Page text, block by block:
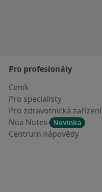
Pro profesionály
Ceník
Pro specialisty
Pro zdravotnická zařízení
Noa Notes
Novinka
Centrum nápovědy